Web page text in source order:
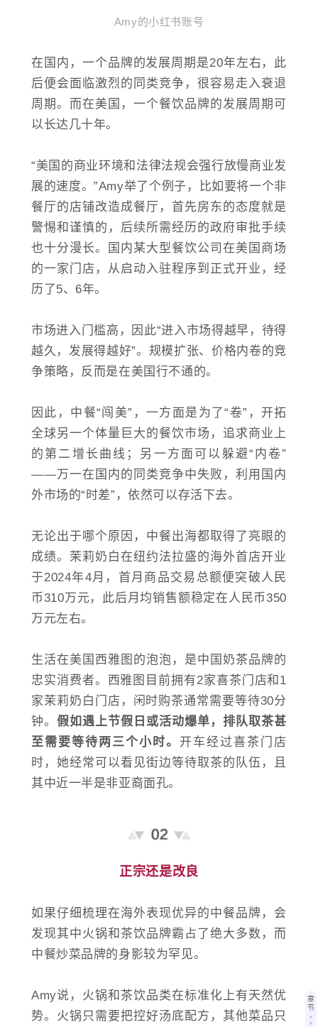
Amy的小红书账号
在国内，一个品牌的发展周期是20年左右，此
后便会面临激烈的同类竞争，很容易走入衰退
周期。而在美国，一个餐饮品牌的发展周期可
以长达几十年。
“美国的商业环境和法律法规会强行放慢商业发
展的速度。”Amy举了个例子，比如要将一个非
餐厅的店铺改造成餐厅，首先房东的态度就是
警惕和谨慎的，后续所需经历的政府审批手续
也十分漫长。国内某大型餐饮公司在美国商场
的一家门店，从启动入驻程序到正式开业，经
历了5、6年。
市场进入门槛高，因此“进入市场得越早，待得
越久，发展得越好”。规模扩张、价格内卷的竞
争策略，反而是在美国行不通的。
因此，中餐“闯美”，一方面是为了“卷”，开拓
全球另一个体量巨大的餐饮市场，追求商业上
的第二增长曲线；另一方面可以躲避“内卷”
——万一在国内的同类竞争中失败，利用国内
外市场的“时差”，依然可以存活下去。
无论出于哪个原因，中餐出海都取得了亮眼的
成绩。茉莉奶白在纽约法拉盛的海外首店开业
于2024年4月，首月商品交易总额便突破人民
币310万元，此后月均销售额稳定在人民币350
万元左右。
生活在美国西雅图的泡泡，是中国奶茶品牌的
忠实消费者。西雅图目前拥有2家喜茶门店和1
家茉莉奶白门店，闲时购茶通常需要等待30分
钟。假如遇上节假日或活动爆单，排队取茶甚
至需要等待两三个小时。 开车经过喜茶门店
时，她经常可以看见街边等待取茶的队伍，且
其中近一半是非亚裔面孔。
正宗还是改良
如果仔细梳理在海外表现优异的中餐品牌，会
发现其中火锅和茶饮品牌霸占了绝大多数，而
中餐炒菜品牌的身影较为罕见。
Amy说，火锅和茶饮品类在标准化上有天然优
势。火锅只需要把控好汤底配方，其他菜品只
章
节